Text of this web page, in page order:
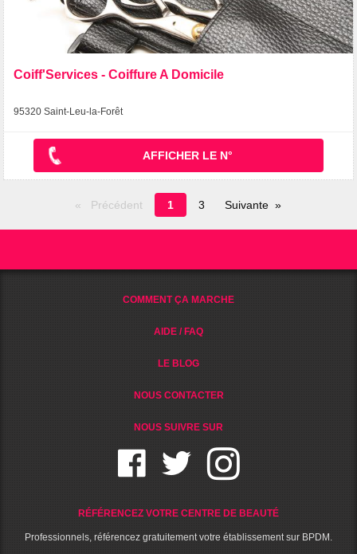
Coiff'Services - Coiffure A Domicile
95320 Saint-Leu-la-Forêt
AFFICHER LE N°
Précédent
Page
en
1 3 Suivante
COMMENT ÇA MARCHE
AIDE / FAQ
LE BLOG
NOUS CONTACTER
NOUS SUIVRE SUR
RÉFÉRENCEZ VOTRE CENTRE DE BEAUTÉ
Professionnels, référencez gratuitement votre établissement sur BPDM.